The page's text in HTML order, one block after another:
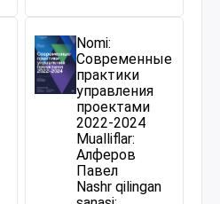
Nomi:
Современные
практики
управления
проектами
2022-2024
Mualliflar:
Алферов
Павел
Nashr qilingan